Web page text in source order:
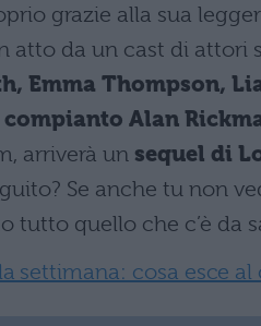
grazie alla sua
atto da un cast di attori
Emma Thompson,
Alan
arriverà un sequel di
Se anche tu non
tutto quello che c’è da
settimana: cosa esce